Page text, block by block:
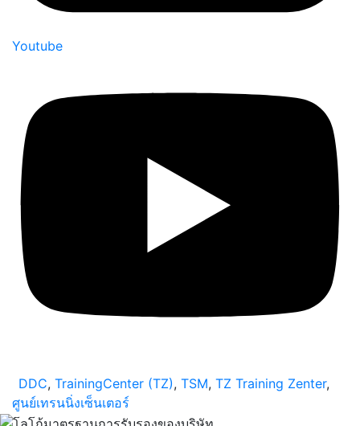
Youtube
DDC, TrainingCenter (TZ), TSM, TZ Training Zenter,
ศูนย์เทรนนิ่งเซ็นเตอร์